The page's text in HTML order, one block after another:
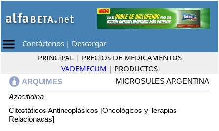
Contáctenos | Descargar
PRINCIPAL | PRECIOS DE MEDICAMENTOS
VADEMECUM | PRODUCTOS
ARQUIMES
MICROSULES ARGENTINA
Azacitidina
Citostáticos Antineoplásicos [Oncológicos y Terapias
Relacionadas]